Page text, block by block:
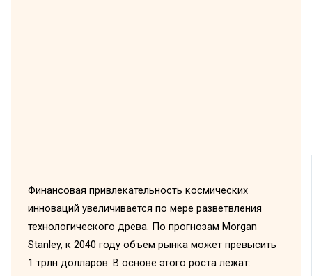
Финансовая привлекательность космических
инноваций увеличивается по мере разветвления
технологического древа. По прогнозам Morgan
Stanley, к 2040 году объем рынка может превысить
1 трлн долларов. В основе этого роста лежат: